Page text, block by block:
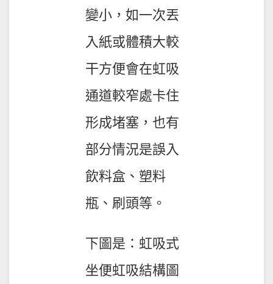
變小，如一次丟
入紙或體積大較
干方便會在虹吸
通道較窄處卡住
形成堵塞，也有
部分情況是誤入
飲料盒、塑料
瓶、刷頭等。
下圖是：虹吸式
坐便虹吸結構圖